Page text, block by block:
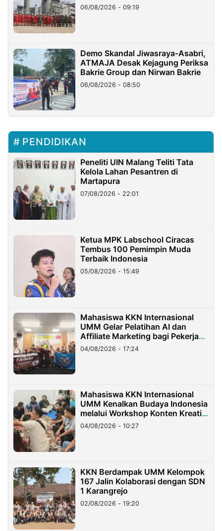
06/08/2026 - 09:19
Demo Skandal Jiwasraya-Asabri,
ATMAJA Desak Kejagung Periksa
Bakrie Group dan Nirwan Bakrie
06/08/2026 - 08:50
PENDIDIKAN
Peneliti UIN Malang Teliti Tata
Kelola Lahan Pesantren di
Martapura
07/08/2026 - 22:01
Ketua MPK Labschool Ciracas
Tembus 100 Pemimpin Muda
Terbaik Indonesia
05/08/2026 - 15:49
Mahasiswa KKN Internasional
UMM Gelar Pelatihan AI dan
Affiliate Marketing bagi Pekerja
Migran Indonesia di Taiwan
04/08/2026 - 17:24
Mahasiswa KKN Internasional
UMM Kenalkan Budaya Indonesia
melalui Workshop Konten Kreatif
di Taiwan
04/08/2026 - 10:27
KKN Berdampak UMM Kelompok
167 Jalin Kolaborasi dengan SDN
1 Karangrejo
02/08/2026 - 19:20